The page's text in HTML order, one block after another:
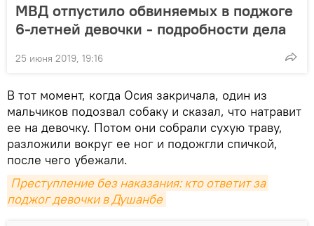
МВД отпустило обвиняемых в поджоге
6-летней девочки - подробности дела
25 июня 2019, 19:16
В тот момент, когда Осия закричала, один из
мальчиков подозвал собаку и сказал, что натравит
ее на девочку. Потом они собрали сухую траву,
разложили вокруг ее ног и подожгли спичкой,
после чего убежали.
Преступление без наказания: кто ответит за
поджог девочки в Душанбе